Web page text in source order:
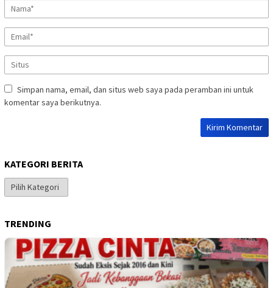
Simpan nama, email, dan situs web saya pada peramban ini untuk
komentar saya berikutnya.
KATEGORI BERITA
Kategori
Berita
TRENDING